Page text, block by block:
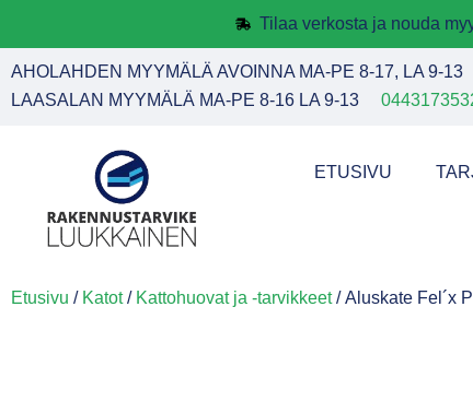
Tilaa verkosta ja nouda
AHOLAHDEN MYYMÄLÄ AVOINNA MA-PE 8-17, LA 9-13
LAASALAN MYYMÄLÄ MA-PE 8-16 LA 9-13
ETUSIVU
Etusivu / Katot/ Kattohuovat ja -tarvikkeet/ Aluskate Fel´x